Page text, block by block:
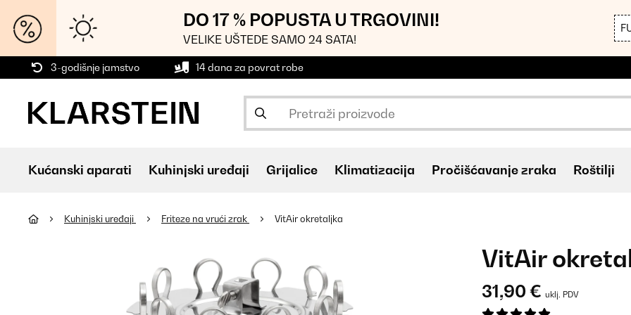
DO 17 % POPUSTA U TRGOVINI!
VELIKE UŠTEDE SAMO 24 SATA!
3-godišnje jamstvo 14 dana za povrat robe
Kućanski aparati Kuhinjski uređaji Grijalice Klimatizacija Pročišćavanje zraka Roštilji
Kuhinjski uređaji Friteze na vrući zrak VitAir okretaljka
VitAir
31,90 € uklj. PDV